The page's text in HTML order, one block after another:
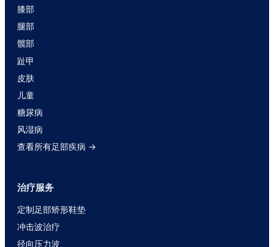
膝部
腿部
髋部
趾甲
皮肤
儿童
糖尿病
风湿病
查看所有足部疾病 →
治疗服务
定制足部矫形鞋垫
冲击波治疗
径向压力波